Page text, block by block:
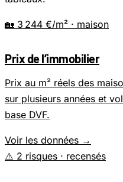
🏡 3 244 €/m² · maison
Prix de l’immobilier
Prix au m² réels des
sur plusieurs années et
base DVF.
Voir les données →
⚠️ 2 risques · recensés